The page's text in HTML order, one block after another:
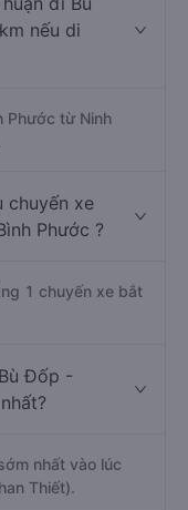
nếu di
Phước từ Ninh
chuyến xe
Phước ?
1 chuyến xe bắt
Đốp -
nhất vào lúc
Thiết).